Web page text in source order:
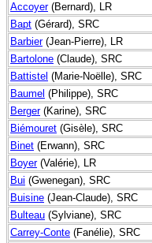
Accoyer(Bernard), LR
Bapt (Gérard), SRC
Barbier(Jean-Pierre), LR
Bartolone (Claude), SRC
Battistel (Marie-Noëlle), SRC
Baumel (Philippe), SRC
Berger(Karine), SRC
Biémouret (Gisèle), SRC
Binet (Erwann), SRC
Boyer(Valérie), LR
Bui (Gwenegan), SRC
Buisine (Jean-Claude), SRC
Bulteau (Sylviane), SRC
Carrey-Conte (Fanélie), SRC